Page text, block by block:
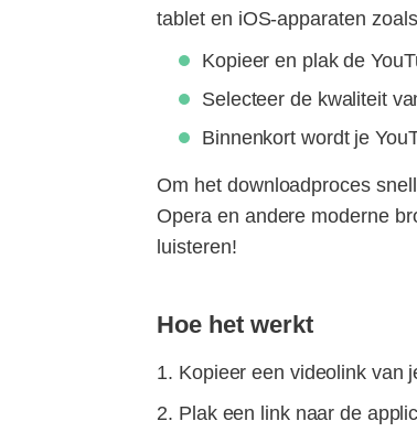
tablet en iOS-apparaten
Kopieer en plak de
Selecteer de kwaliteit
Binnenkort wordt je
Om het downloadproces
Opera en andere moderne
luisteren!
Hoe het werkt
Kopieer een videolink van
Plak een link naar de